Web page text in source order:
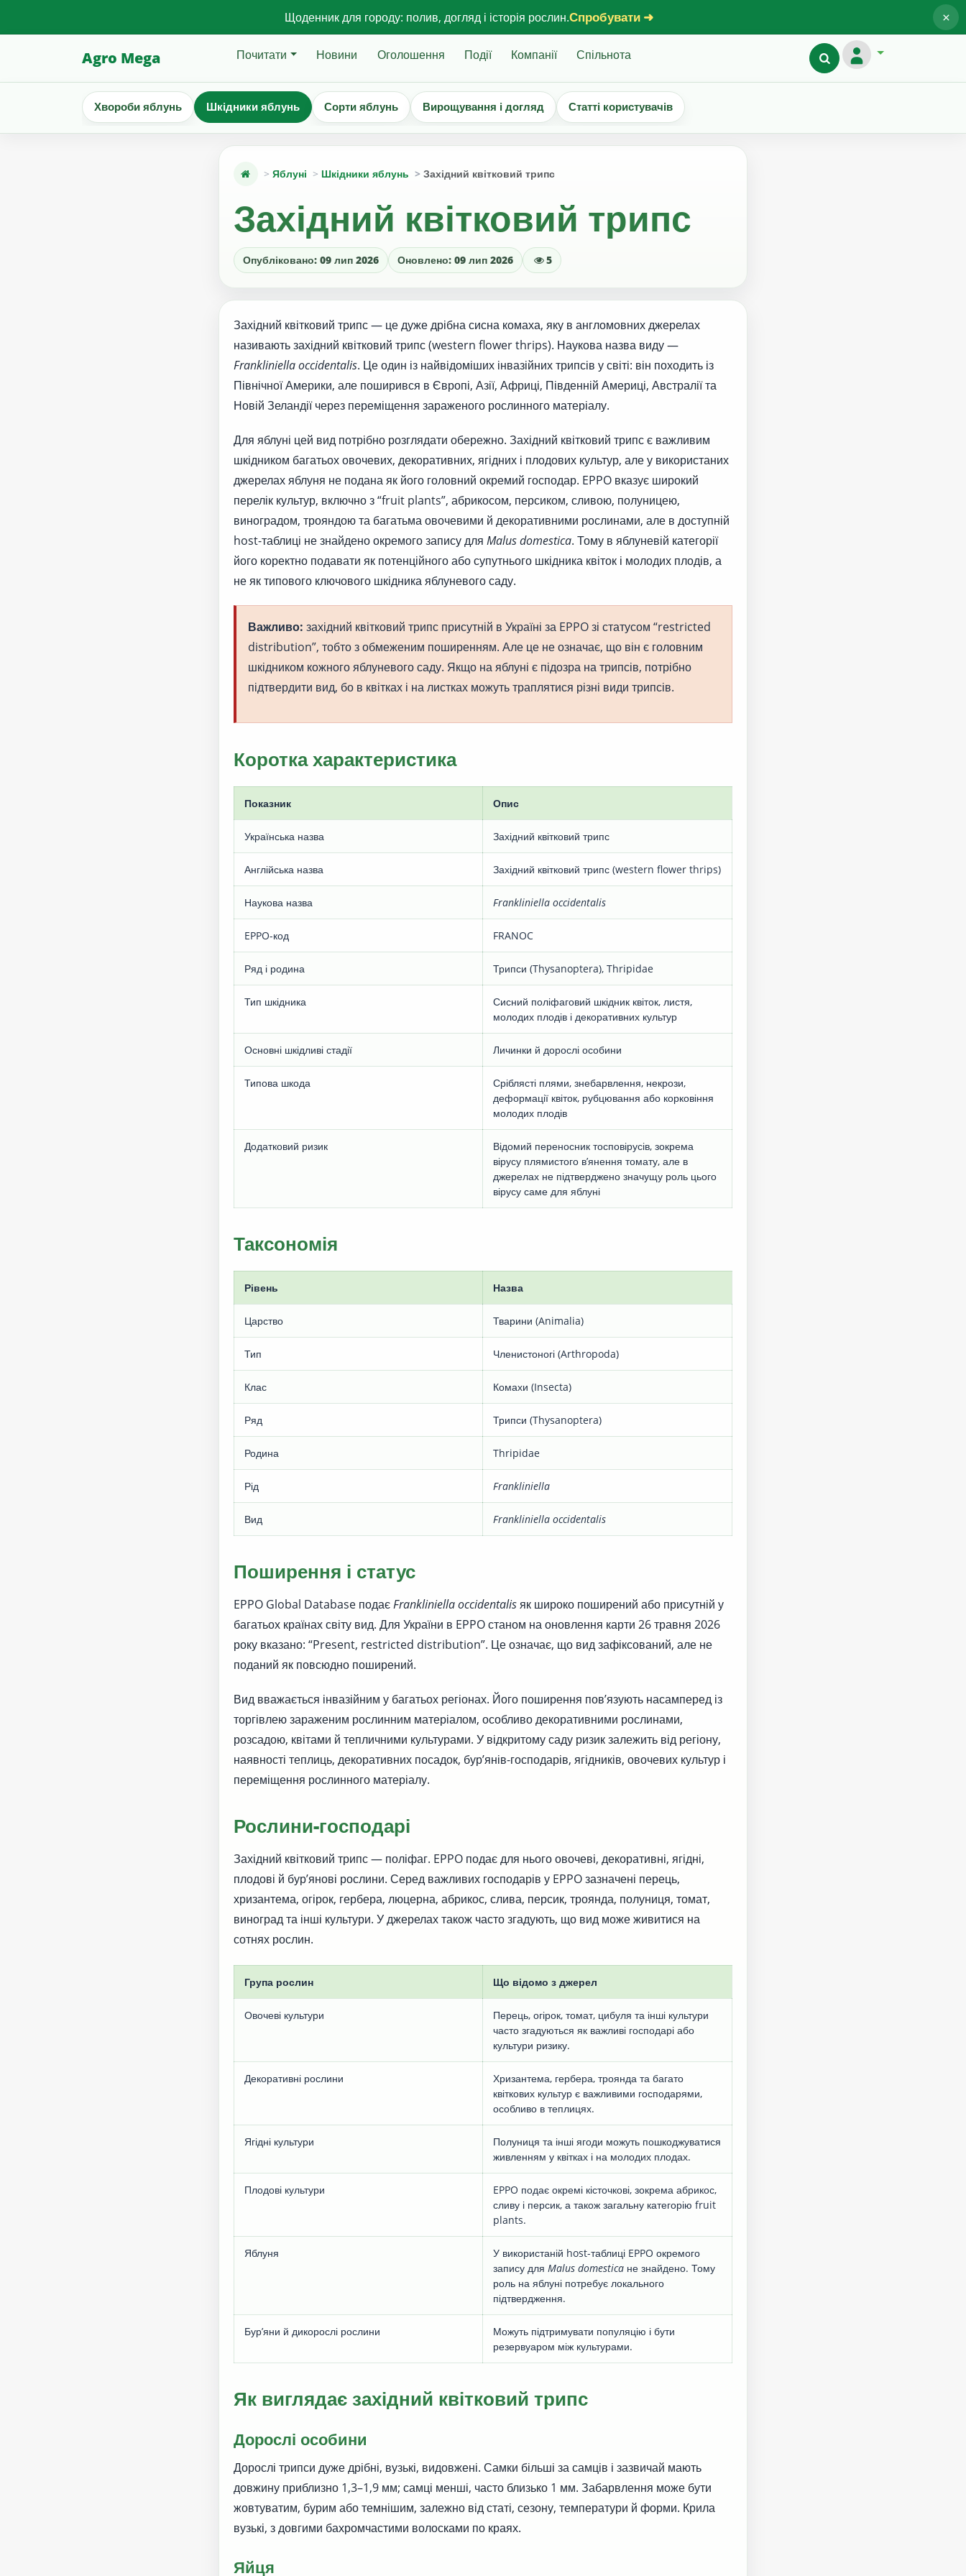
Щоденник для городу: полив, догляд і історія рослин.Спробувати ➜ ×
Agro Mega Почитати Новини Оголошення Події Компанії Спільнота
Хвороби яблунь Шкідники яблунь Сорти яблунь Вирощування і догляд Статті користувачів
Яблуні Шкідники яблунь Західний квітковий трипс
Західний квітковий трипс
Опубліковано: 09 лип 2026 Оновлено: 09 лип 2026 5
Західний квітковий трипс — це дуже дрібна сисна комаха, яку в англомовних джерелах
називають західний квітковий трипс (western flower thrips). Наукова назва виду —
Frankliniella occidentalis. Це один із найвідоміших інвазійних трипсів у світі: він походить із
Північної Америки, але поширився в Європі, Азії, Африці, Південній Америці, Австралії та
Новій Зеландії через переміщення зараженого рослинного матеріалу.
Для яблуні цей вид потрібно розглядати обережно. Західний квітковий трипс є важливим
шкідником багатьох овочевих, декоративних, ягідних і плодових культур, але у використаних
джерелах яблуня не подана як його головний окремий господар. EPPO вказує широкий
перелік культур, включно з “fruit plants”, абрикосом, персиком, сливою, полуницею,
виноградом, трояндою та багатьма овочевими й декоративними рослинами, але в доступній
host-таблиці не знайдено окремого запису для Malus domestica. Тому в яблуневій категорії
його коректно подавати як потенційного або супутнього шкідника квіток і молодих плодів, а
не як типового ключового шкідника яблуневого саду.
Важливо: західний квітковий трипс присутній в Україні за EPPO зі статусом “restricted
distribution”, тобто з обмеженим поширенням. Але це не означає, що він є головним
шкідником кожного яблуневого саду. Якщо на яблуні є підозра на трипсів, потрібно
підтвердити вид, бо в квітках і на листках можуть траплятися різні види трипсів.
Коротка характеристика
Показник Опис
Українська назва Західний квітковий трипс
Англійська назва Західний квітковий трипс (western flower thrips)
Наукова назва Frankliniella occidentalis
EPPO-код FRANOC
Ряд і родина Трипси (Thysanoptera), Thripidae
Тип шкідника
Сисний поліфаговий шкідник квіток, листя,
молодих плодів і декоративних культур
Основні шкідливі стадії Личинки й дорослі особини
Типова шкода
Сріблясті плями, знебарвлення, некрози,
деформації квіток, рубцювання або корковіння
молодих плодів
Додатковий ризик
Відомий переносник тосповірусів, зокрема
вірусу плямистого в’янення томату, але в
джерелах не підтверджено значущу роль цього
вірусу саме для яблуні
Таксономія
Рівень Назва
Царство Тварини (Animalia)
Тип Членистоногі (Arthropoda)
Клас Комахи (Insecta)
Ряд Трипси (Thysanoptera)
Родина Thripidae
Рід Frankliniella
Вид Frankliniella occidentalis
Поширення і статус
EPPO Global Database подаєFrankliniella occidentalisяк широко поширений або присутній у
багатьох країнах світу вид. Для України в EPPO станом на оновлення карти 26 травня 2026
року вказано: “Present, restricted distribution”. Це означає, що вид зафіксований, але не
поданий як повсюдно поширений.
Вид вважається інвазійним у багатьох регіонах. Його поширення пов’язують насамперед із
торгівлею зараженим рослинним матеріалом, особливо декоративними рослинами,
розсадою, квітами й тепличними культурами. У відкритому саду ризик залежить від регіону,
наявності теплиць, декоративних посадок, бур’янів-господарів, ягідників, овочевих культур і
переміщення рослинного матеріалу.
Рослини-господарі
Західний квітковий трипс — поліфаг. EPPO подає для нього овочеві, декоративні, ягідні,
плодові й бур’янові рослини. Серед важливих господарів у EPPO зазначені перець,
хризантема, огірок, гербера, люцерна, абрикос, слива, персик, троянда, полуниця, томат,
виноград та інші культури. У джерелах також часто згадують, що вид може живитися на
сотнях рослин.
Група рослин Що відомо з джерел
Овочеві культури
Перець, огірок, томат, цибуля та інші культури
часто згадуються як важливі господарі або
культури ризику.
Декоративні рослини
Хризантема, гербера, троянда та багато
квіткових культур є важливими господарями,
особливо в теплицях.
Ягідні культури
Полуниця та інші ягоди можуть пошкоджуватися
живленням у квітках і на молодих плодах.
Плодові культури
EPPO подає окремі кісточкові, зокрема абрикос,
сливу і персик, а також загальну категорію fruit
plants.
Яблуня
У використаній host-таблиці EPPO окремого
запису для Malus domestica не знайдено. Тому
роль на яблуні потребує локального
підтвердження.
Бур’яни й дикорослі рослини
Можуть підтримувати популяцію і бути
резервуаром між культурами.
Як виглядає західний квітковий трипс
Дорослі особини
Дорослі трипси дуже дрібні, вузькі, видовжені. Самки більші за самців і зазвичай мають
довжину приблизно 1,3–1,9 мм; самці менші, часто близько 1 мм. Забарвлення може бути
жовтуватим, бурим або темнішим, залежно від статі, сезону, температури й форми. Крила
вузькі, з довгими бахромчастими волосками по краях.
Яйця